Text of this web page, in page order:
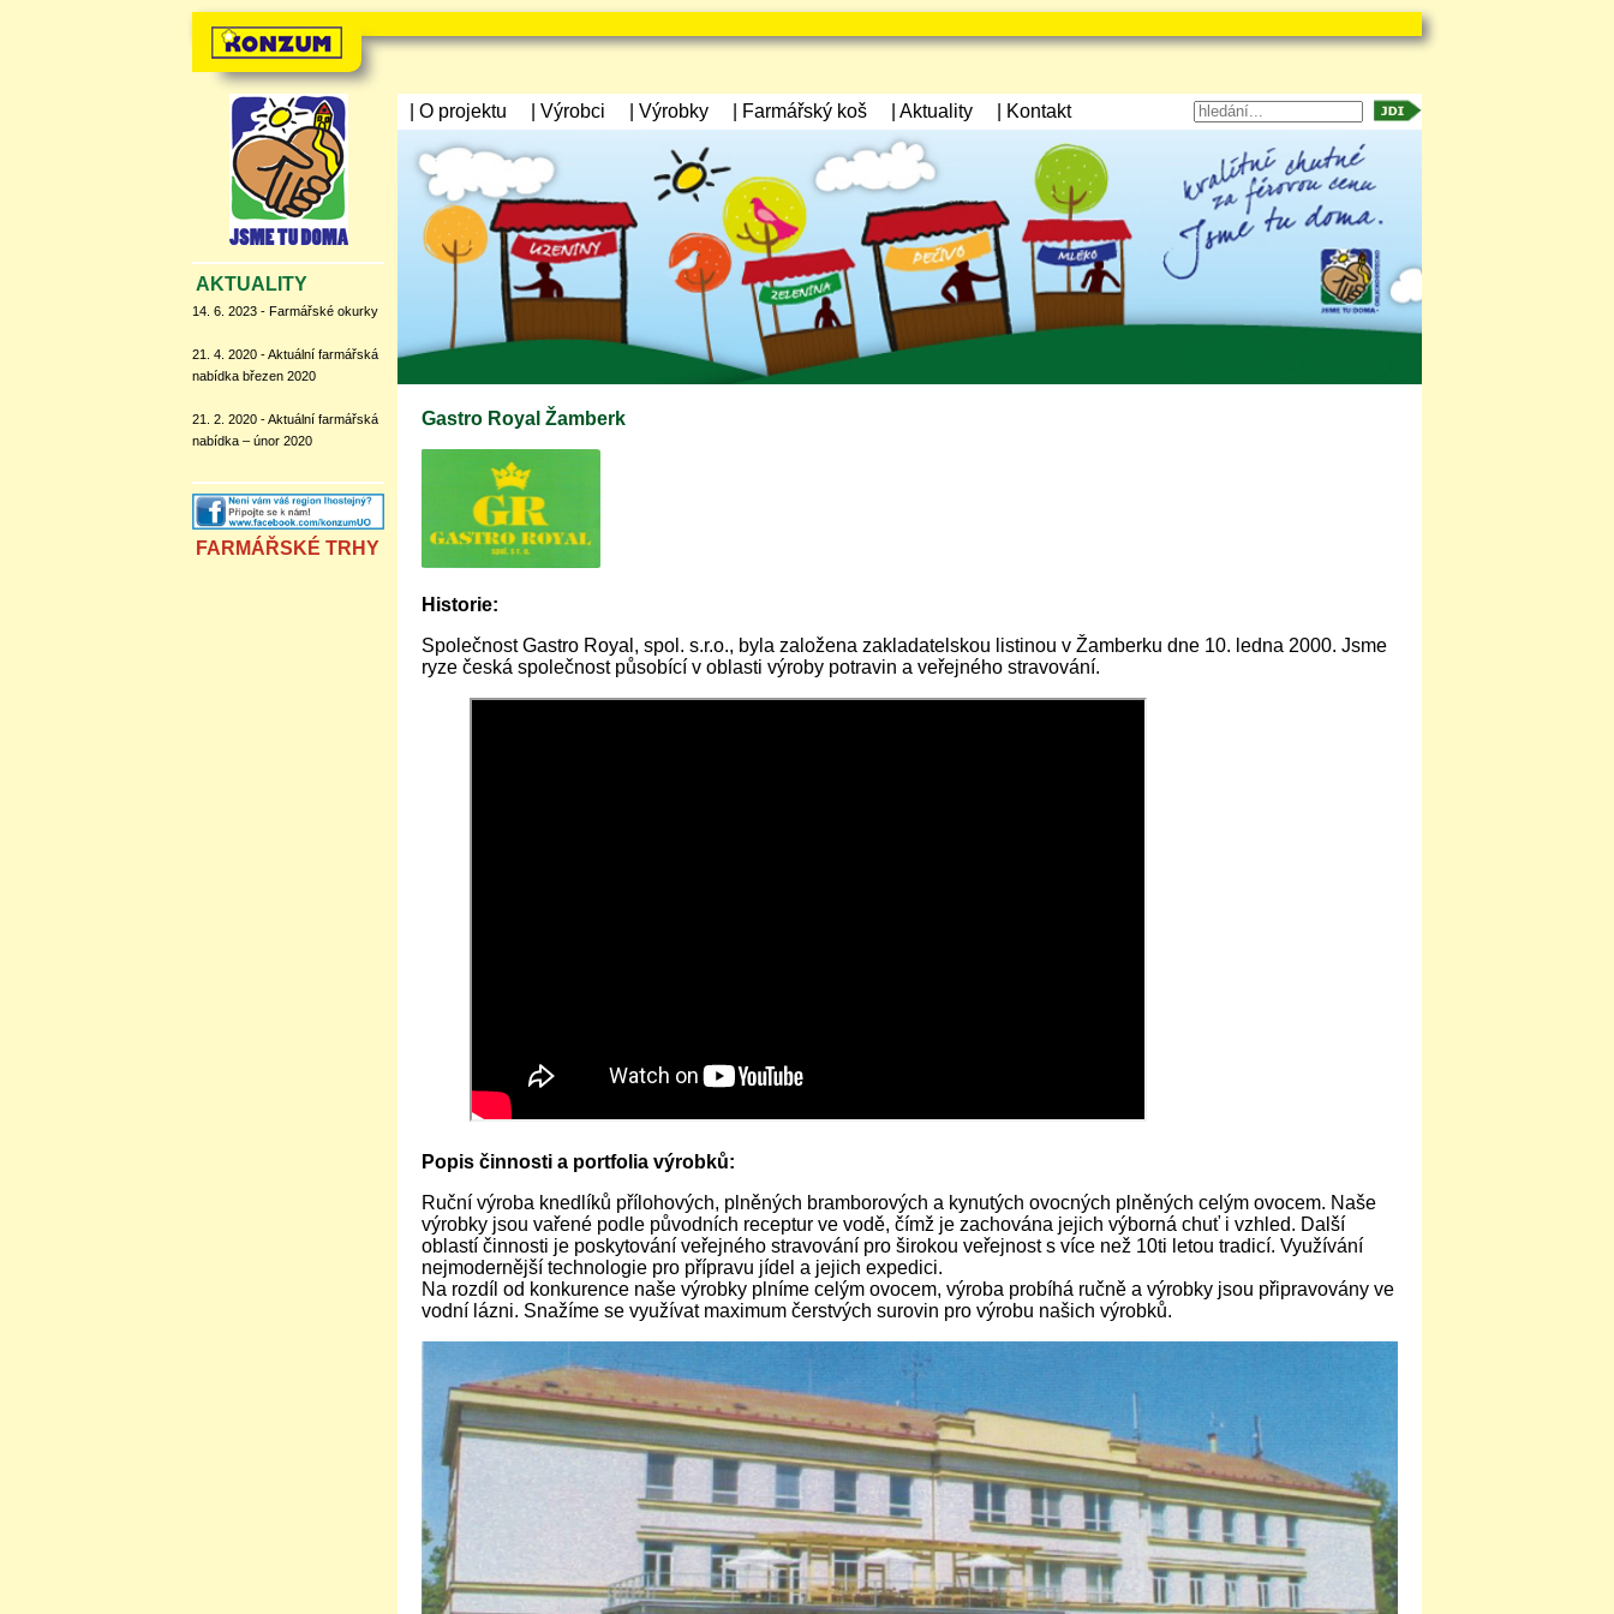
AKTUALITY
14. 6. 2023 - Farmářské okurky
21. 4. 2020 - Aktuální farmářská
nabídka březen 2020
21. 2. 2020 - Aktuální farmářská
nabídka – únor 2020
FARMÁŘSKÉ TRHY
| O projektu | Výrobci | Výrobky | Farmářský koš | Aktuality | Kontakt
Gastro Royal Žamberk
Historie:
Společnost Gastro Royal, spol. s.r.o., byla založena zakladatelskou listinou v Žamberku dne 10. ledna 2000. Jsme
ryze česká společnost působící v oblasti výroby potravin a veřejného stravování.
Popis činnosti a portfolia výrobků:
Ruční výroba knedlíků přílohových, plněných bramborových a kynutých ovocných plněných celým ovocem. Naše
výrobky jsou vařené podle původních receptur ve vodě, čímž je zachována jejich výborná chuť i vzhled. Další
oblastí činnosti je poskytování veřejného stravování pro širokou veřejnost s více než 10ti letou tradicí. Využívání
nejmodernější technologie pro přípravu jídel a jejich expedici.
Na rozdíl od konkurence naše výrobky plníme celým ovocem, výroba probíhá ručně a výrobky jsou připravovány ve
vodní lázni. Snažíme se využívat maximum čerstvých surovin pro výrobu našich výrobků.